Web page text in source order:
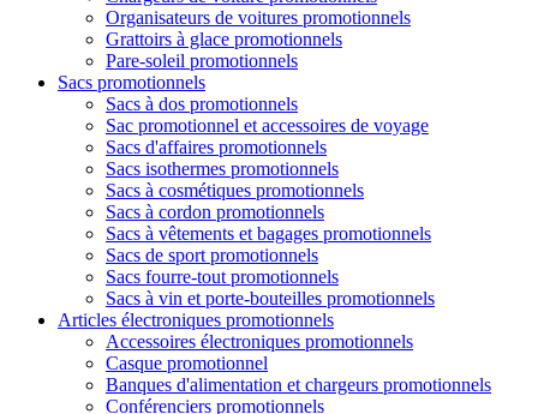
Organisateurs de voitures promotionnels
Grattoirs à glace promotionnels
Pare-soleil promotionnels
Sacs promotionnels
Sacs à dos promotionnels
Sac promotionnel et accessoires de voyage
Sacs d'affaires promotionnels
Sacs isothermes promotionnels
Sacs à cosmétiques promotionnels
Sacs à cordon promotionnels
Sacs à vêtements et bagages promotionnels
Sacs de sport promotionnels
Sacs fourre-tout promotionnels
Sacs à vin et porte-bouteilles promotionnels
Articles électroniques promotionnels
Accessoires électroniques promotionnels
Casque promotionnel
Banques d'alimentation et chargeurs promotionnels
Conférenciers promotionnels